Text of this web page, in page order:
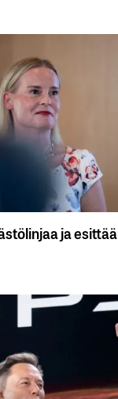
ja esittää